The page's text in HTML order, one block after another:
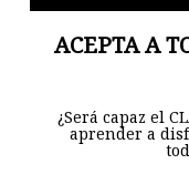
ACEPTA A
¿Será capaz el
aprender a